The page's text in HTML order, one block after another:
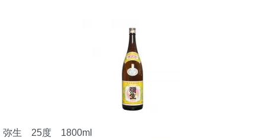
弥生 25度 1800ml